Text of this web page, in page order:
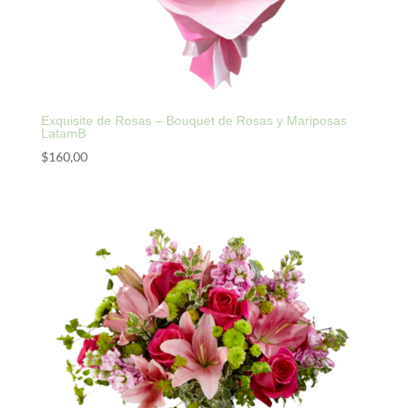
Exquisite de Rosas – Bouquet de Rosas y Mariposas
LatamB
$160,00